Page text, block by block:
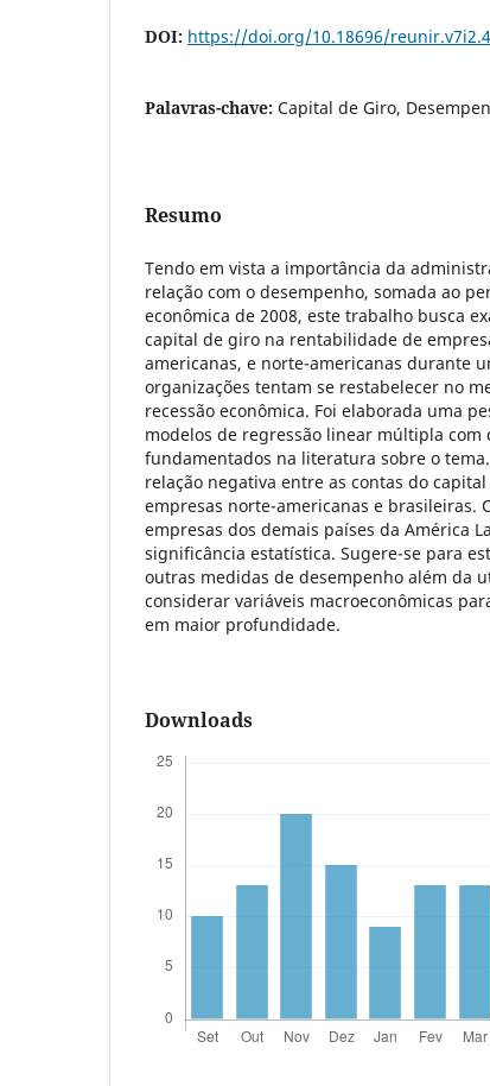
DOI: https://doi.org/10.18696/
Palavras-chave: Capital de Giro,
Resumo
Tendo em vista a importância da
relação com o desempenho, somada ao
econômica de 2008, este trabalho busca
capital de giro na rentabilidade de
americanas, e norte-americanas durante
organizações tentam se restabelecer no
recessão econômica. Foi elaborada uma
modelos de regressão linear múltipla com
fundamentados na literatura sobre o
relação negativa entre as contas do
empresas norte-americanas e brasileiras.
empresas dos demais países da América
significância estatística. Sugere-se para
outras medidas de desempenho além da
considerar variáveis macroeconômicas
em maior profundidade.
Downloads